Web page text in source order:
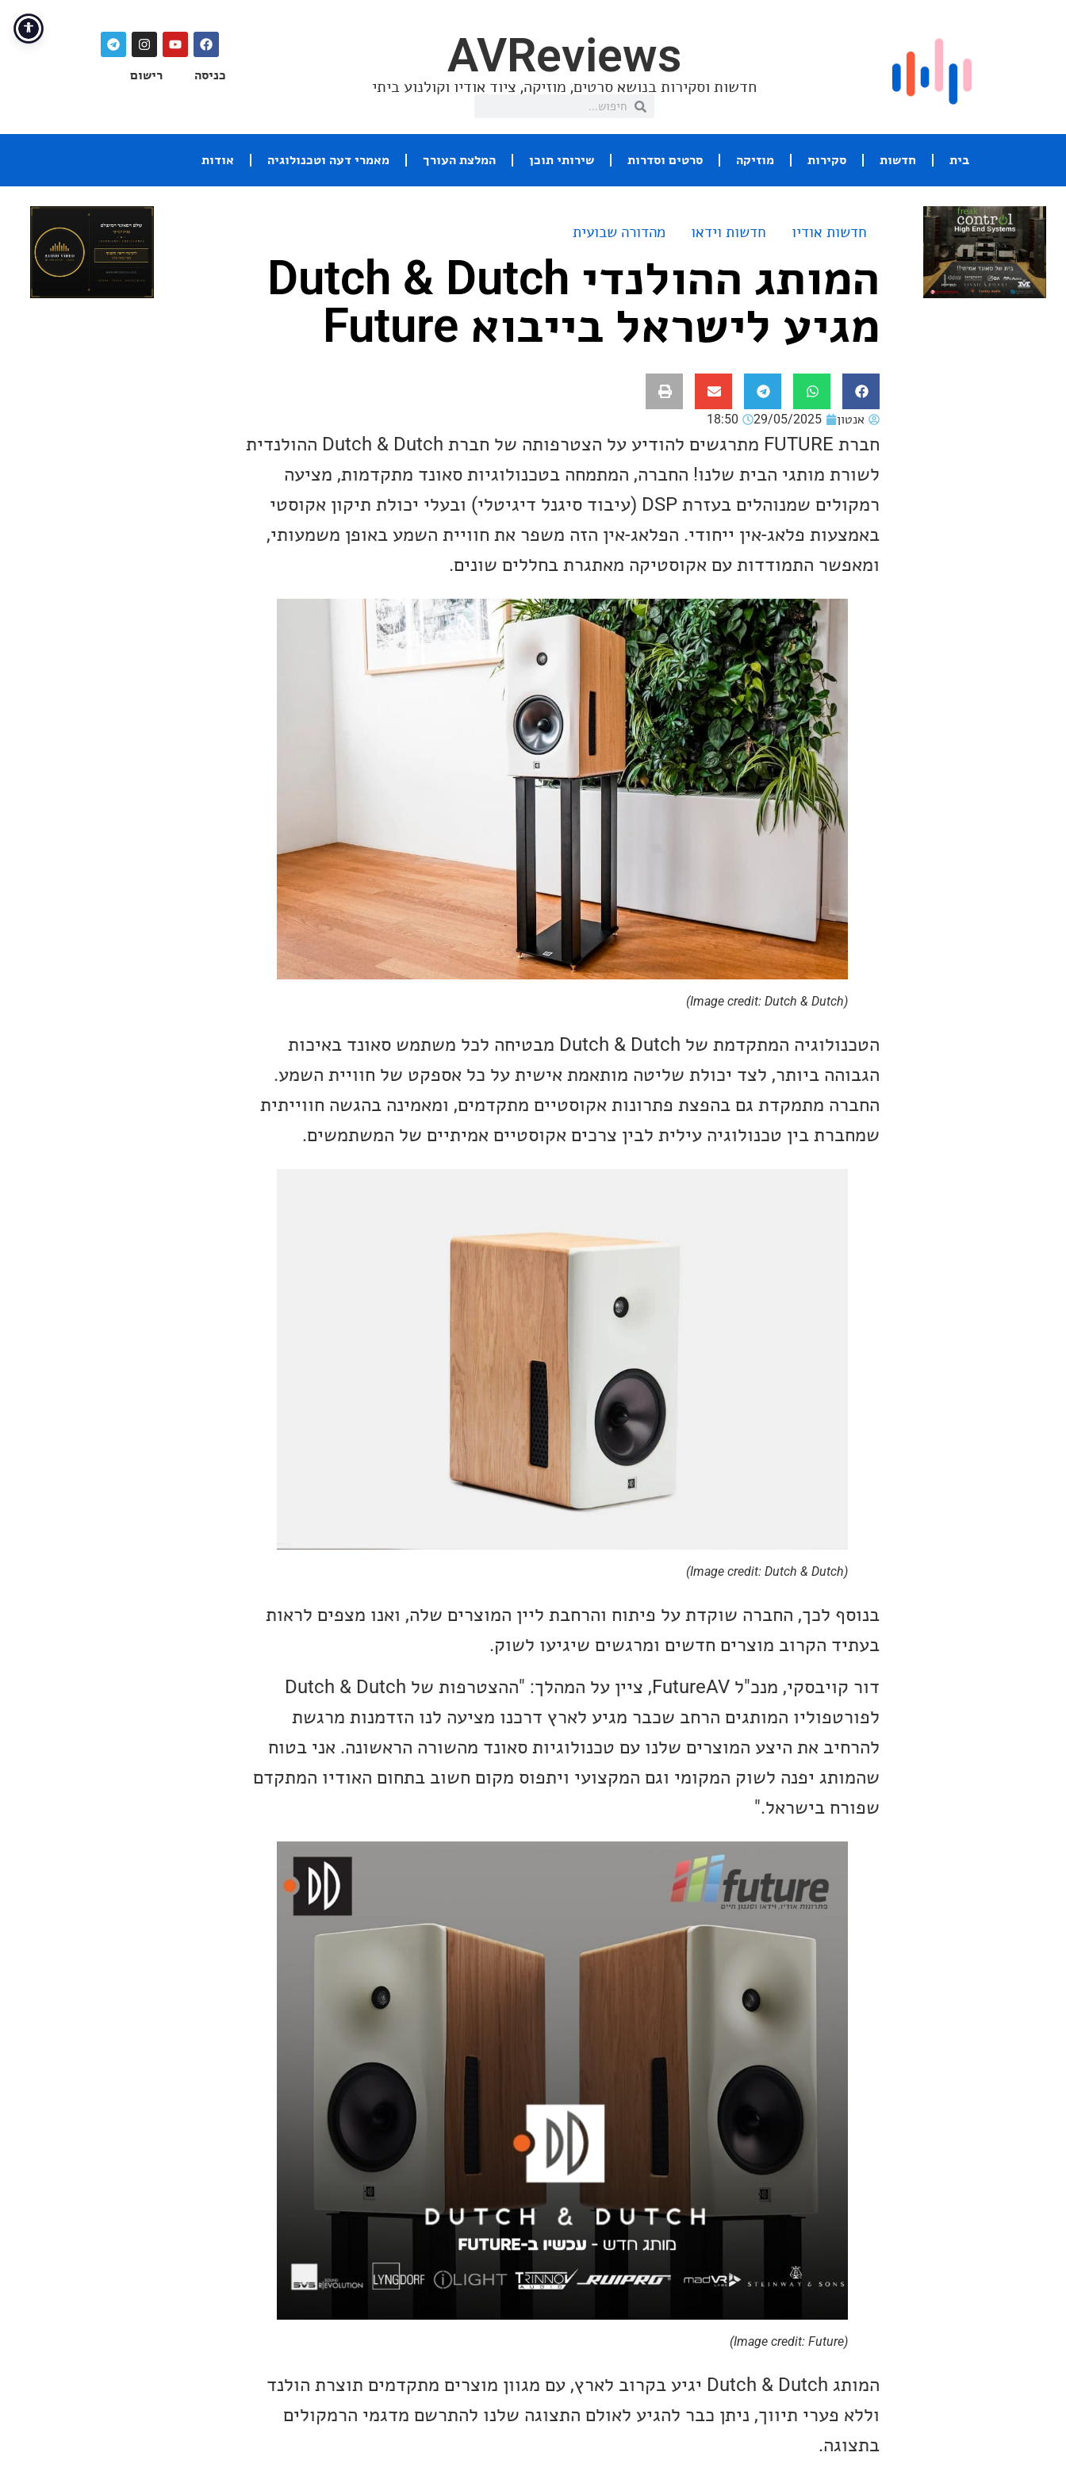
AVReviews
חדשות וסקירות בנושא סרטים, מוזיקה, ציוד אודיו וקולנוע ביתי
כניסה רישום
בית חדשות סקירות מוזיקה סרטים וסדרות שירותי תוכן המלצת העורך מאמרי דעה וטכנולוגיה אודות
חדשות אודיו חדשות וידאו מהדורה שבועית
המותג ההולנדי Dutch & Dutch
מגיע לישראל בייבוא Future
אנטון 29/05/2025
18:50
חברת FUTURE מתרגשים להודיע על הצטרפותה של חברת Dutch & Dutch ההולנדית
לשורת מותגי הבית שלנו! החברה, המתמחה בטכנולוגיות סאונד מתקדמות, מציעה
רמקולים שמנוהלים בעזרת DSP (עיבוד סיגנל דיגיטלי) ובעלי יכולת תיקון אקוסטי
באמצעות פלאג-אין ייחודי. הפלאג-אין הזה משפר את חוויית השמע באופן משמעותי,
ומאפשר התמודדות עם אקוסטיקה מאתגרת בחללים שונים.
(Image credit: Dutch & Dutch)
הטכנולוגיה המתקדמת של Dutch & Dutch מבטיחה לכל משתמש סאונד באיכות
הגבוהה ביותר, לצד יכולת שליטה מותאמת אישית על כל אספקט של חוויית השמע.
החברה מתמקדת גם בהפצת פתרונות אקוסטיים מתקדמים, ומאמינה בהגשה חווייתית
שמחברת בין טכנולוגיה עילית לבין צרכים אקוסטיים אמיתיים של המשתמשים.
(Image credit: Dutch & Dutch)
בנוסף לכך, החברה שוקדת על פיתוח והרחבת ליין המוצרים שלה, ואנו מצפים לראות
בעתיד הקרוב מוצרים חדשים ומרגשים שיגיעו לשוק.
דור קויבסקי, מנכ"ל FutureAV, ציין על המהלך: "ההצטרפות של Dutch & Dutch
לפורטפוליו המותגים הרחב שכבר מגיע לארץ דרכנו מציעה לנו הזדמנות מרגשת
להרחיב את היצע המוצרים שלנו עם טכנולוגיות סאונד מהשורה הראשונה. אני בטוח
שהמותג יפנה לשוק המקומי וגם המקצועי ויתפוס מקום חשוב בתחום האודיו המתקדם
שפורח בישראל."
(Image credit: Future)
המותג Dutch & Dutch יגיע בקרוב לארץ, עם מגוון מוצרים מתקדמים תוצרת הולנד
וללא פערי תיווך, ניתן כבר להגיע לאולם התצוגה שלנו להתרשם מדגמי הרמקולים
בתצוגה.